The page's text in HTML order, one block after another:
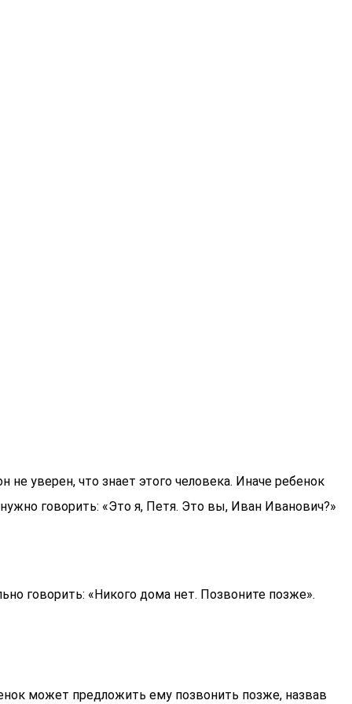
уверен, что знает этого человека. Иначе ребенок
говорить: «Это я, Петя. Это вы, Иван Иванович?»
говорить: «Никого дома нет. Позвоните позже».
может предложить ему позвонить позже, назвав